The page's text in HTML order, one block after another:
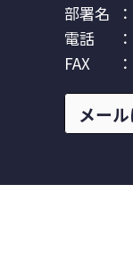
部署名 ：
電話
：
FAX
：
メー